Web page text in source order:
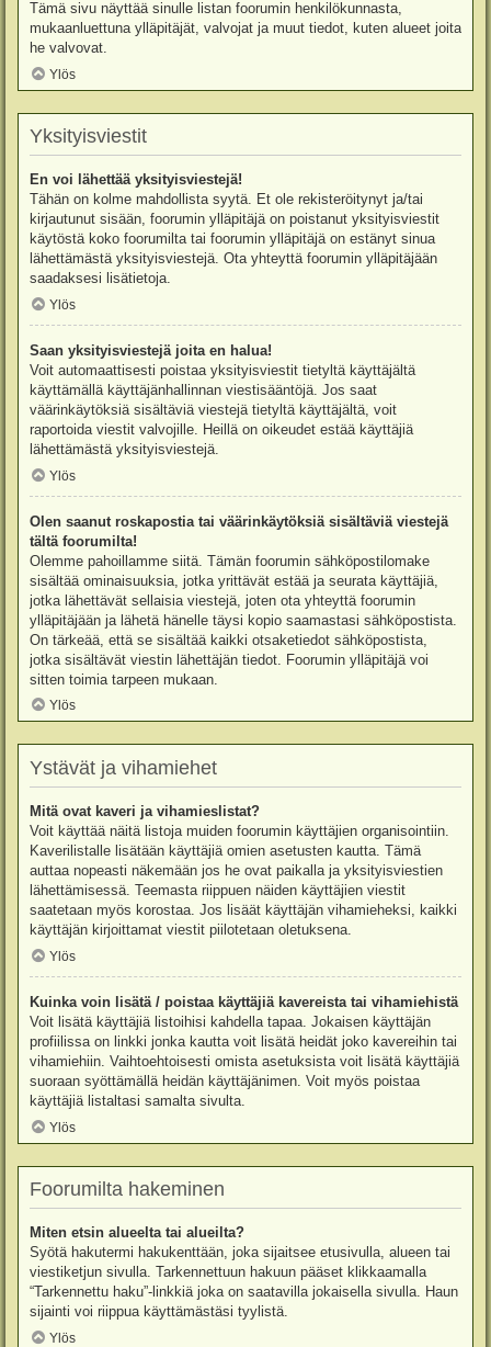
Tämä sivu näyttää sinulle listan foorumin henkilökunnasta,
mukaanluettuna ylläpitäjät, valvojat ja muut tiedot, kuten alueet joita
he valvovat.
Ylös
Yksityisviestit
En voi lähettää yksityisviestejä!
Tähän on kolme mahdollista syytä. Et ole rekisteröitynyt ja/tai
kirjautunut sisään, foorumin ylläpitäjä on poistanut yksityisviestit
käytöstä koko foorumilta tai foorumin ylläpitäjä on estänyt sinua
lähettämästä yksityisviestejä. Ota yhteyttä foorumin ylläpitäjään
saadaksesi lisätietoja.
Ylös
Saan yksityisviestejä joita en halua!
Voit automaattisesti poistaa yksityisviestit tietyltä käyttäjältä
käyttämällä käyttäjänhallinnan viestisääntöjä. Jos saat
väärinkäytöksiä sisältäviä viestejä tietyltä käyttäjältä, voit
raportoida viestit valvojille. Heillä on oikeudet estää käyttäjiä
lähettämästä yksityisviestejä.
Ylös
Olen saanut roskapostia tai väärinkäytöksiä sisältäviä viestejä
tältä foorumilta!
Olemme pahoillamme siitä. Tämän foorumin sähköpostilomake
sisältää ominaisuuksia, jotka yrittävät estää ja seurata käyttäjiä,
jotka lähettävät sellaisia viestejä, joten ota yhteyttä foorumin
ylläpitäjään ja lähetä hänelle täysi kopio saamastasi sähköpostista.
On tärkeää, että se sisältää kaikki otsaketiedot sähköpostista,
jotka sisältävät viestin lähettäjän tiedot. Foorumin ylläpitäjä voi
sitten toimia tarpeen mukaan.
Ylös
Ystävät ja vihamiehet
Mitä ovat kaveri ja vihamieslistat?
Voit käyttää näitä listoja muiden foorumin käyttäjien organisointiin.
Kaverilistalle lisätään käyttäjiä omien asetusten kautta. Tämä
auttaa nopeasti näkemään jos he ovat paikalla ja yksityisviestien
lähettämisessä. Teemasta riippuen näiden käyttäjien viestit
saatetaan myös korostaa. Jos lisäät käyttäjän vihamieheksi, kaikki
käyttäjän kirjoittamat viestit piilotetaan oletuksena.
Ylös
Kuinka voin lisätä / poistaa käyttäjiä kavereista tai vihamiehistä
Voit lisätä käyttäjiä listoihisi kahdella tapaa. Jokaisen käyttäjän
profiilissa on linkki jonka kautta voit lisätä heidät joko kavereihin tai
vihamiehiin. Vaihtoehtoisesti omista asetuksista voit lisätä käyttäjiä
suoraan syöttämällä heidän käyttäjänimen. Voit myös poistaa
käyttäjiä listaltasi samalta sivulta.
Ylös
Foorumilta hakeminen
Miten etsin alueelta tai alueilta?
Syötä hakutermi hakukenttään, joka sijaitsee etusivulla, alueen tai
viestiketjun sivulla. Tarkennettuun hakuun pääset klikkaamalla
“Tarkennettu haku”-linkkiä joka on saatavilla jokaisella sivulla. Haun
sijainti voi riippua käyttämästäsi tyylistä.
Ylös